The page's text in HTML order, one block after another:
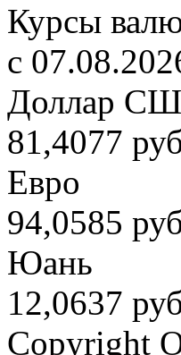
Курсы
c
Доллар
81,4077
Евро
94,0585
Юань
12,0637
Copyright